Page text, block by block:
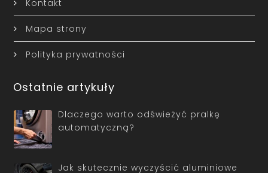
Kontakt
Mapa strony
Polityka prywatności
Ostatnie artykuły
Dlaczego warto odświeżyć pralkę
automatyczną?
Jak skutecznie wyczyścić aluminiowe